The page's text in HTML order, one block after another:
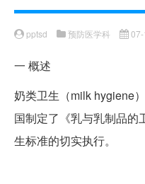
pptsd 预防医学科
一 概述
奶类卫生（milk hygiene
国制定了《乳与乳制品的
生标准的切实执行。